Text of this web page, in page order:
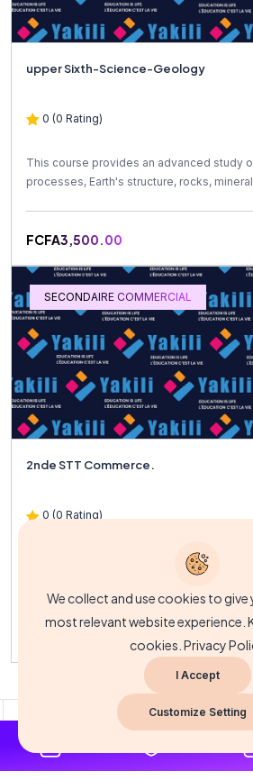
upper Sixth-Science-Geology
0 (0 Rating)
This course provides an advanced study
processes, Earth's structure, rocks,
FCFA3,500.00
SECONDAIRE COMMERCIAL
2nde STT Commerce.
0 (0 Rating)
Description du coursLe cours de 2nde
pour introduire les apprenants aux
5 6 7 8
We collect and use cookies to give
most relevant website experience.
cookies. Privacy
I Accept
Customize Setting